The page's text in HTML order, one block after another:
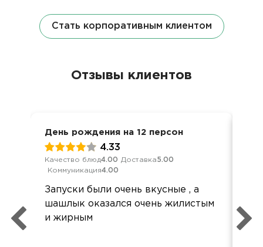
Стать корпоративным клиентом
Отзывы клиентов
День рождения на 12 персон
4.33
Качество блюд4.00 Доставка5.00
Коммуникация4.00
Запуски были очень вкусные , а
шашлык оказался очень жилистым
и жирным